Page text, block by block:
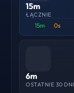
15m
ŁĄCZNIE
15m 0s
6m
OSTATNIE 30 DNI